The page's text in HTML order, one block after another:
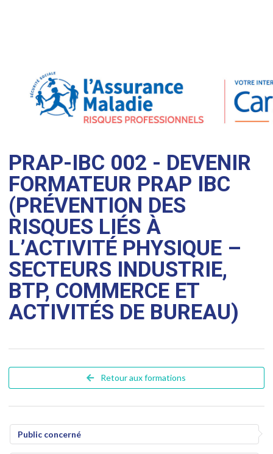
PRAP-IBC 002 - DEVENIR
FORMATEUR PRAP IBC
(PRÉVENTION DES
RISQUES LIÉS À
L’ACTIVITÉ PHYSIQUE –
SECTEURS INDUSTRIE,
BTP, COMMERCE ET
ACTIVITÉS DE BUREAU)
Retour aux formations
Public concerné